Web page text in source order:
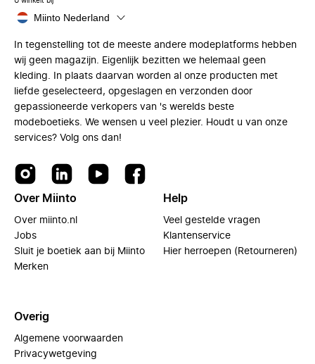
Miinto Nederland
In tegenstelling tot de meeste andere modeplatforms hebben
wij geen magazijn. Eigenlijk bezitten we helemaal geen
kleding. In plaats daarvan worden al onze producten met
liefde geselecteerd, opgeslagen en verzonden door
gepassioneerde verkopers van 's werelds beste
modeboetieks. We wensen u veel plezier. Houdt u van onze
services? Volg ons dan!
Over Miinto
Over miinto.nl
Jobs
Sluit je boetiek aan bij Miinto
Merken
Help
Veel gestelde vragen
Klantenservice
Hier herroepen (Retourneren)
Overig
Algemene voorwaarden
Privacywetgeving